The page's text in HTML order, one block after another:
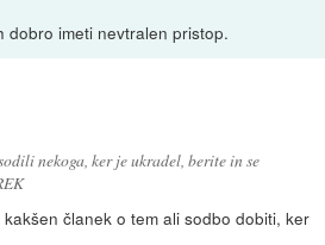
dobro imeti nevtralen pristop.
nekoga, ker je ukradel, berite in se
članek o tem ali sodbo dobiti, ker